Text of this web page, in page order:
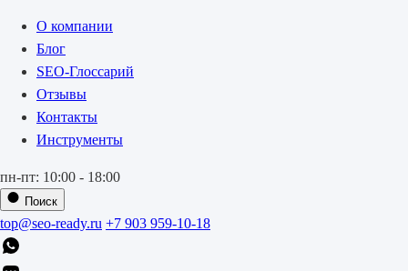
О компании
Блог
SEO-Глоссарий
Отзывы
Контакты
Инструменты
пн-пт: 10:00 - 18:00
Поиск
top@seo-ready.ru +7 903 959-10-18